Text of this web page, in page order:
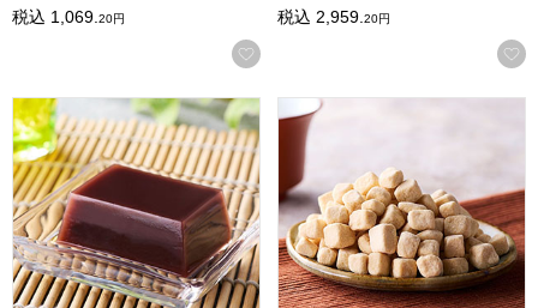
税込 1,069.20円
お気に入りに登録する
税込 2,959. 20円
小男鹿本舗 冨士屋 水羊羹 6個入【年間ギフト】
小男鹿本舗 冨士屋 霰三盆 曲